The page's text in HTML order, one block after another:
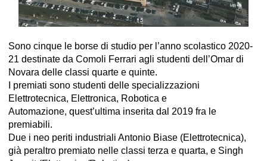
Sono cinque le borse di studio per l’anno scolastico 2020-
21 destinate da Comoli Ferrari agli studenti dell’Omar di
Novara delle classi quarte e quinte.
I premiati sono studenti delle specializzazioni
Elettrotecnica, Elettronica, Robotica e
Automazione, quest’ultima inserita dal 2019 fra le
premiabili.
Due i neo periti industriali Antonio Biase (Elettrotecnica),
già peraltro premiato nelle classi terza e quarta, e Singh